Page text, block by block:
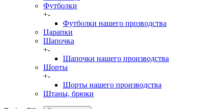
Футболки
+-
Футболки нашего прозводства
Царапки
Шапочка
+-
Шапочки нашего производства
Шорты
+-
Шорты нашего производства
Штаны, брюки